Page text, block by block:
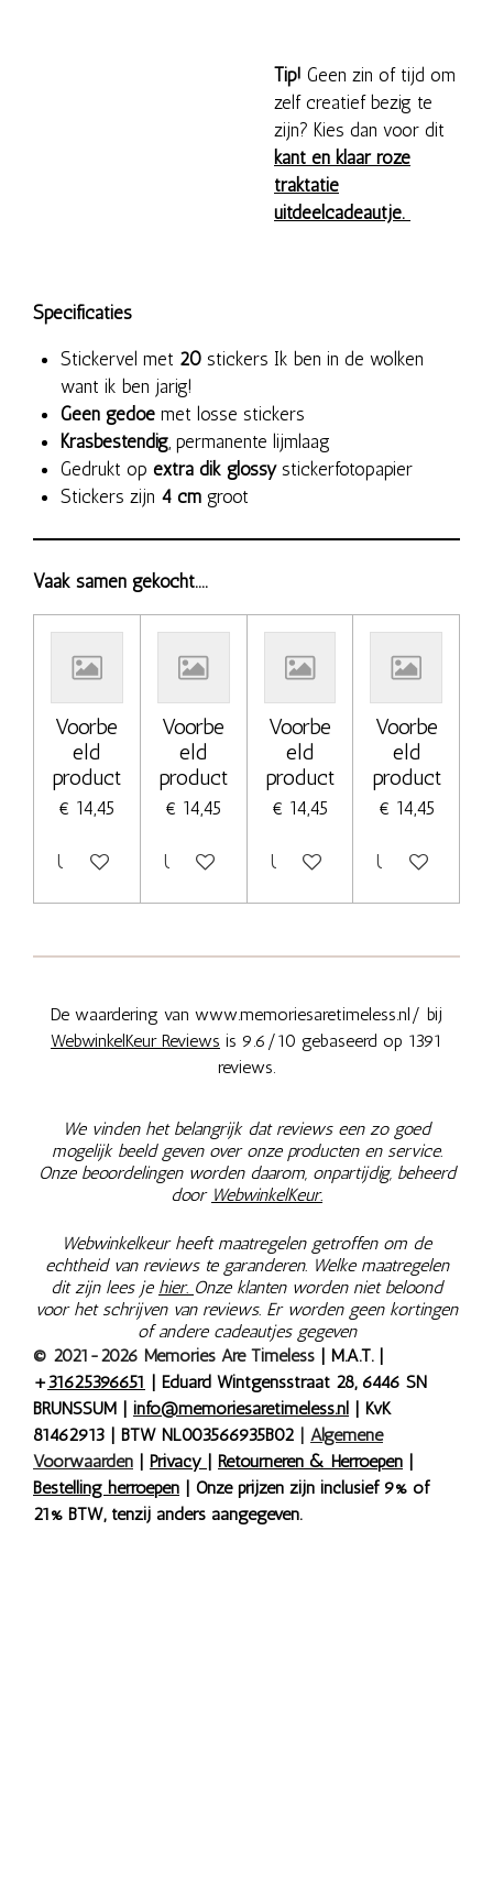
Tip! Geen zin of tijd om
zelf creatief bezig te
zijn? Kies dan voor dit
kant en klaar roze
traktatie
uitdeelcadeautje.
Specificaties
Stickervel met 20 stickers Ik ben in de wolken
want ik ben jarig!
Geen gedoe met losse stickers
Krasbestendig , permanente lijmlaag
Gedrukt op extra dik glossystickerfotopapier
Stickers zijn 4 cm groot
Vaak samen gekocht....
Voorbe
eld
product
€ 14,45
Uitgeschakeld
Voorbe
eld
product
€ 14,45
Uitgeschakeld
Voorbe
eld
product
€ 14,45
Uitgeschakeld
Voorbe
eld
product
€ 14,45
Uitgeschakeld
De waardering van www.memoriesaretimeless.nl/ bij
WebwinkelKeur Reviews is 9.6/10 gebaseerd op 1391
reviews.
We vinden het belangrijk dat reviews een zo goed
mogelijk beeld geven over onze producten en service.
Onze beoordelingen worden daarom, onpartijdig, beheerd
door WebwinkelKeur.
Webwinkelkeur heeft maatregelen getroffen om de
echtheid van reviews te garanderen. Welke maatregelen
dit zijn lees je hier. Onze klanten worden niet beloond
voor het schrijven van reviews. Er worden geen kortingen
of andere cadeautjes gegeven
© 2021-2026 Memories Are Timeless | M.A.T. |
+31625396651 | Eduard Wintgensstraat 28, 6446 SN
BRUNSSUM | info@memoriesaretimeless.nl | KvK
81462913 | BTW NL003566935B02 | Algemene
Voorwaarden | Privacy | Retourneren & Herroepen |
Bestelling herroepen | Onze prijzen zijn inclusief 9% of
21% BTW, tenzij anders aangegeven.